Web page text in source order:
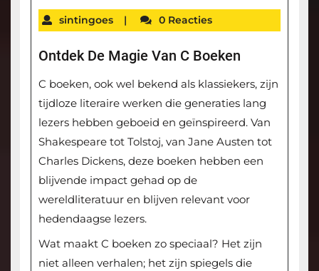
sintingoes | 0 Reacties
Ontdek De Magie Van C Boeken
C boeken, ook wel bekend als klassiekers, zijn
tijdloze literaire werken die generaties lang
lezers hebben geboeid en geïnspireerd. Van
Shakespeare tot Tolstoj, van Jane Austen tot
Charles Dickens, deze boeken hebben een
blijvende impact gehad op de
wereldliteratuur en blijven relevant voor
hedendaagse lezers.
Wat maakt C boeken zo speciaal? Het zijn
niet alleen verhalen; het zijn spiegels die